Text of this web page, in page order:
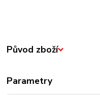
Původ zboží
Parametry